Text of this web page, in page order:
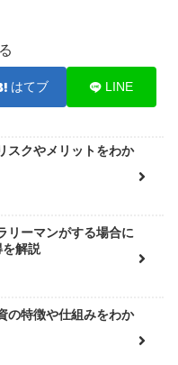
はてブ LINE
スクやメリットをわか
リーマンがする場合に
解説
の特徴や仕組みをわか